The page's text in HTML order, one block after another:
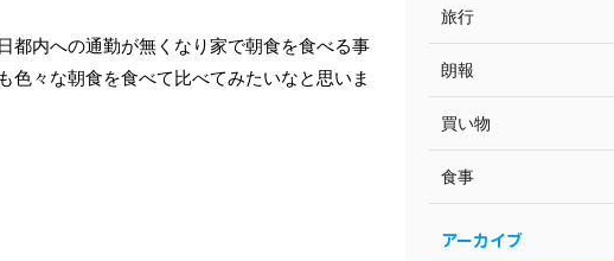
都内への通勤が無くなり家で朝食を食べる事
色々な朝食を食べて比べてみたいなと思いま
旅行
朗報
買い物
食事
アーカイブ